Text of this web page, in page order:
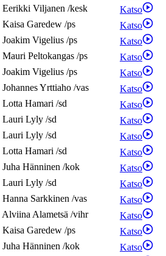
Eerikki Viljanen /kesk
Katso
Kaisa Garedew /ps
Katso
Joakim Vigelius /ps
Katso
Mauri Peltokangas /ps
Katso
Joakim Vigelius /ps
Katso
JohannesYrttiaho /vas
Katso
Lotta Hamari /sd
Katso
Lauri Lyly /sd
Katso
Lauri Lyly /sd
Katso
Lotta Hamari /sd
Katso
Juha Hänninen /kok
Katso
Lauri Lyly /sd
Katso
Hanna Sarkkinen /vas
Katso
AlviinaAlametsä /vihr
Katso
Kaisa Garedew /ps
Katso
Juha Hänninen /kok
Katso